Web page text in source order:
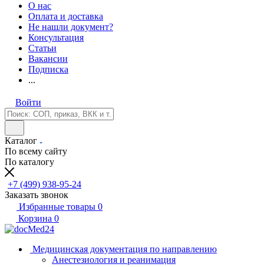
О нас
Оплата и доставка
Не нашли документ?
Консультация
Статьи
Вакансии
Подписка
...
Войти
Каталог
По всему сайту
По каталогу
+7 (499) 938-95-24
Заказать звонок
Избранные товары 0
Корзина 0
Медицинская документация по направлению
Анестезиология и реанимация